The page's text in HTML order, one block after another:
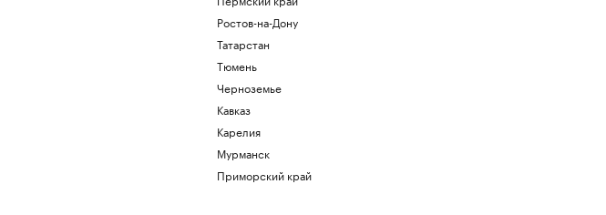
Ростов-на-Дону
Татарстан
Тюмень
Черноземье
Кавказ
Карелия
Мурманск
Приморский край